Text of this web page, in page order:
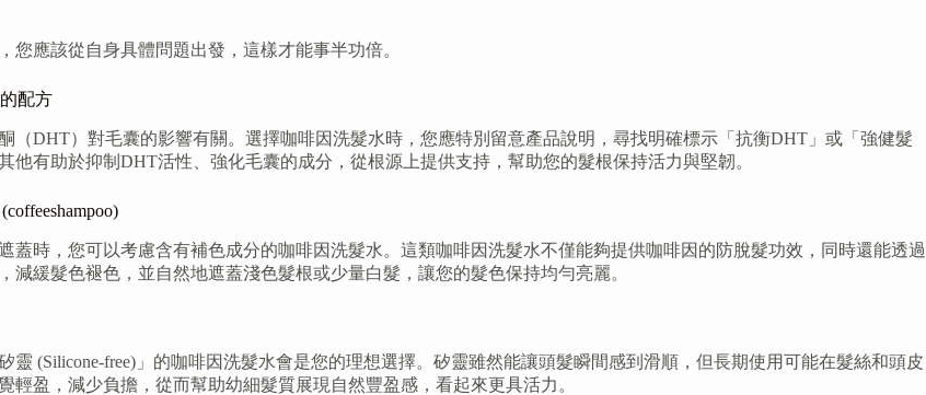
應該從自身具體問題出發，這樣才能事半功倍。
配方
DHT）對毛囊的影響有關。選擇咖啡因洗髮水時，您應特別留意產品說明，尋找明確標示「抗衡DHT」或「強健髮
有助於抑制DHT活性、強化毛囊的成分，從根源上提供支持，幫助您的髮根保持活力與堅韌。
時，您可以考慮含有補色成分的咖啡因洗髮水。這類咖啡因洗髮水不僅能夠提供咖啡因的防脫髮功效，同時還能透過
緩髮色褪色，並自然地遮蓋淺色髮根或少量白髮，讓您的髮色保持均勻亮麗。
(Silicone-free)」的咖啡因洗髮水會是您的理想選擇。矽靈雖然能讓頭髮瞬間感到滑順，但長期使用可能在髮絲和頭皮
盈，減少負擔，從而幫助幼細髮質展現自然豐盈感，看起來更具活力。